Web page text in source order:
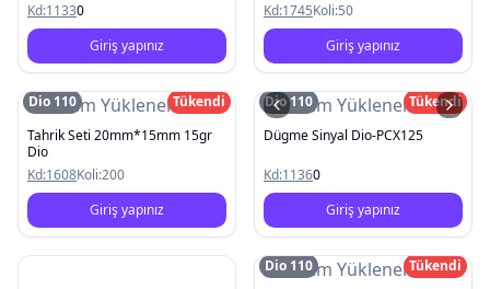
Kd:11330
Giriş yapınız
Kd:1745Koli:50
Giriş yapınız
Resim Yüklenemedi
Dio 110
Tükendi
Tahrik Seti 20mm*15mm 15gr
Dio
Kd:1608Koli:200
Giriş yapınız
Resim Yüklenemedi
Dio 110
Tükendi
Dügme Sinyal Dio-PCX125
Kd:11360
Giriş yapınız
Resim Yüklenemedi
Dio 110
Tükendi